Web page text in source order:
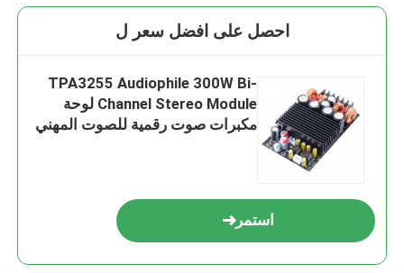
احصل على افضل سعر ل
TPA3255 Audiophile 300W Bi-
Channel Stereo Module لوحة
مكبرات صوت رقمية للصوت المهني
استمر